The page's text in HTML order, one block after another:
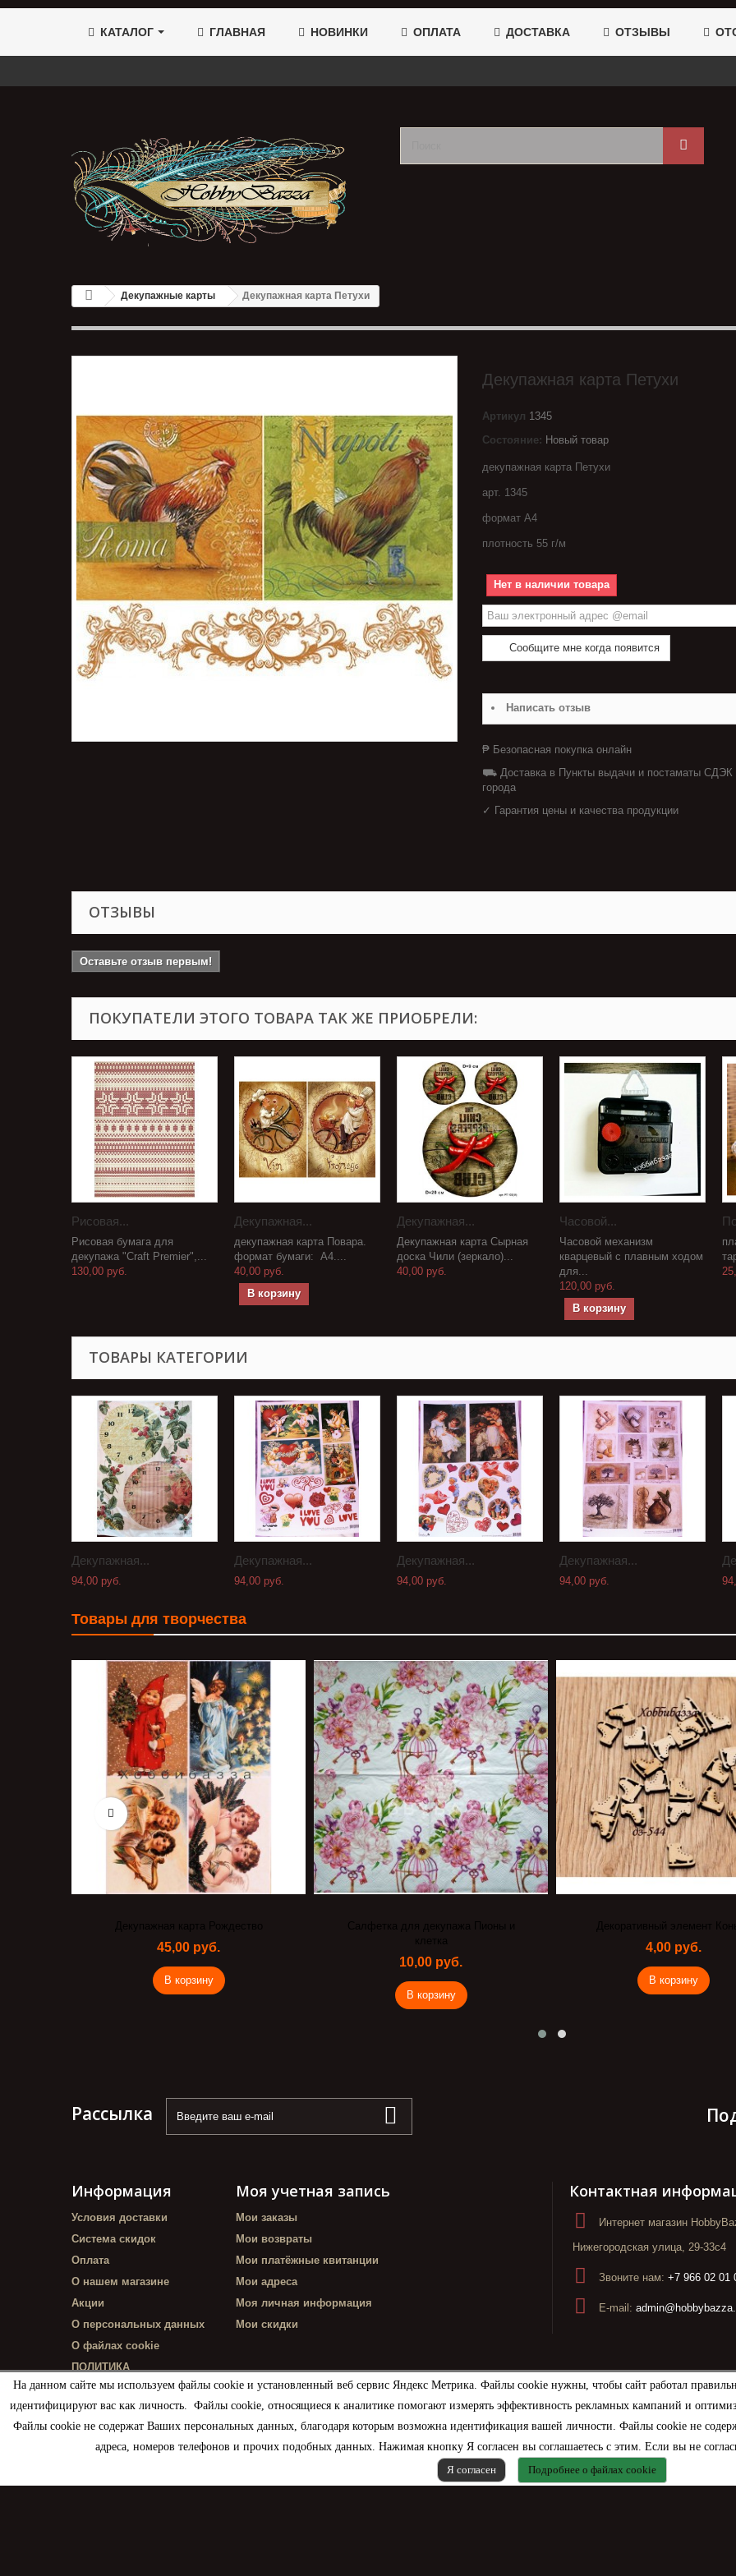
На данном сайте мы используем файлы cookie и установленный веб сервис Яндекс Метрика. Файлы cookie нужны, чтобы сайт работал
идентифицируют вас как личность. Файлы cookie, относящиеся к аналитике помогают измерять эффективность рекламных кампаний и
Файлы cookie не содержат Ваших персональных данных, благодаря которым возможна идентификация вашей личности. Файлы cookie не
адреса, номеров телефонов и прочих подобных данных. Нажимая кнопку Я согласен вы соглашаетесь с этим. Если вы не
Я согласен
Подробнее о файлах cookie
КАТАЛОГ ГЛАВНАЯ НОВИНКИ ОПЛАТА ДОСТАВКА ОТЗЫВЫ
Декупажные карты Декупажная карта Петухи
Декупажная карта Петухи
Артикул 1345
Состояние: Новый товар
декупажная карта Петухи
арт. 1345
формат А4
плотность 55 г/м
Нет в наличии товара
Сообщите мне когда появится
Написать отзыв
₱ Безопасная покупка онлайн
⛟ Доставка в Пункты выдачи и постаматы СДЭК
города
✓ Гарантия цены и качества продукции
ОТЗЫВЫ
Оставьте отзыв первым!
ПОКУПАТЕЛИ ЭТОГО ТОВАРА ТАК ЖЕ ПРИОБРЕЛИ:
Рисовая...
Рисовая бумага для
декупажа "Craft Premier",...
130,00 руб.
Декупажная...
декупажная карта Повара.
формат бумаги: А4....
40,00 руб.
В корзину
Декупажная...
Декупажная карта Сырная
доска Чили (зеркало)...
40,00 руб.
Часовой...
Часовой механизм
кварцевый с плавным ходом
для...
120,00 руб.
В корзину
ТОВАРЫ КАТЕГОРИИ
Декупажная...
94,00 руб.
Декупажная...
94,00 руб.
Декупажная...
94,00 руб.
Декупажная...
94,00 руб.
Товары для творчества
Декупажная карта Рождество
45,00 руб.
В корзину
Салфетка для декупажа Пионы и
клетка
10,00 руб.
В корзину
Декоративный элемент
4,00 руб.
В корзину
Рассылка
Информация
Условия доставки
Система скидок
Оплата
О нашем магазине
Акции
О персональных данных
О файлах cookie
ПОЛИТИКА
КОНФИДЕНЦИАЛЬНОСТИ
Моя учетная запись
Мои заказы
Мои возвраты
Мои платёжные квитанции
Мои адреса
Моя личная информация
Мои скидки
Контактная
Интернет магазин
Нижегородская улица, 29-33с4
Звоните нам: +7 966 02 01
E-mail: